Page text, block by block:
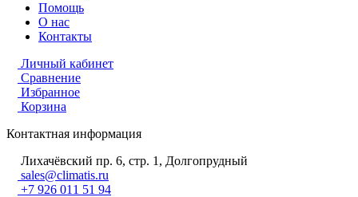
Помощь
О нас
Контакты
Личный кабинет
Сравнение
Избранное
Корзина
Контактная информация
Лихачёвский пр. 6, стр. 1, Долгопрудный
sales@climatis.ru
+7 926 011 51 94